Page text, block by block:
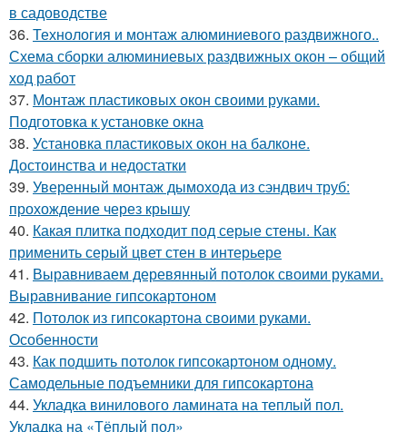
в садоводстве
36. Технология и монтаж алюминиевого раздвижного..
Схема сборки алюминиевых раздвижных окон – общий
ход работ
37. Монтаж пластиковых окон своими руками.
Подготовка к установке окна
38. Установка пластиковых окон на балконе.
Достоинства и недостатки
39. Уверенный монтаж дымохода из сэндвич труб:
прохождение через крышу
40. Какая плитка подходит под серые стены. Как
применить серый цвет стен в интерьере
41. Выравниваем деревянный потолок своими руками.
Выравнивание гипсокартоном
42. Потолок из гипсокартона своими руками.
Особенности
43. Как подшить потолок гипсокартоном одному.
Самодельные подъемники для гипсокартона
44. Укладка винилового ламината на теплый пол.
Укладка на «Тёплый пол»